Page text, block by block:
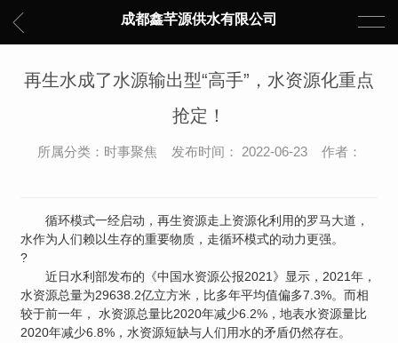
成都鑫芊源供水有限公司
再生水成了水源输出型“高手”，水资源化重点
抢定！
所属分类：时事聚焦 发布时间： 2022-06-23 作者：
循环模式一经启动，再生资源走上资源化利用的罗马大道，
水作为人们赖以生存的重要物质，走循环模式的动力更强。
?
近日水利部发布的《中国水资源公报2021》显示，2021年，
水资源总量为29638.2亿立方米，比多年平均值偏多7.3%。而相
较于前一年， 水资源总量比2020年减少6.2%，地表水资源量比
2020年减少6.8%，水资源短缺与人们用水的矛盾仍然存在。